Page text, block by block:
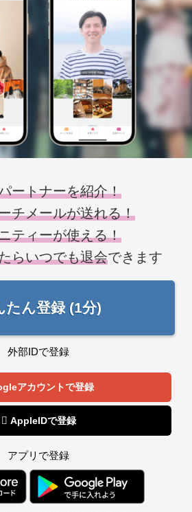
ートナーを紹介！
チメールが送れる！
ティーが使える！
らいつでも退会できます
たん登録 (1分)
外部IDで登録
アカウントで登録
 AppleIDで登録
アプリで登録